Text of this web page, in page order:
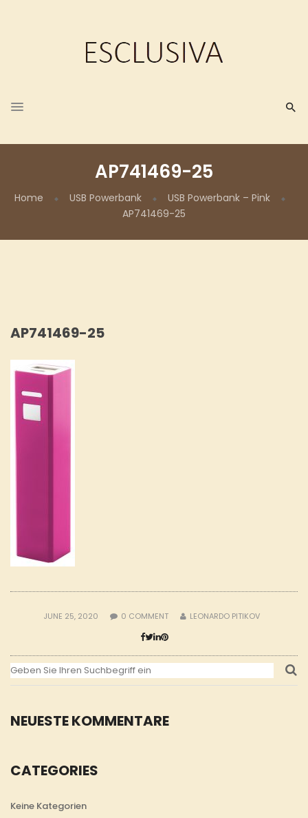
AP741469-25
Home USB Powerbank
USB Powerbank – Pink
AP741469-25
NEUESTE KOMMENTARE
CATEGORIES
Keine Kategorien
AP741469-25
JUNE 25, 2020 0 COMMENT LEONARDO PITIKOV